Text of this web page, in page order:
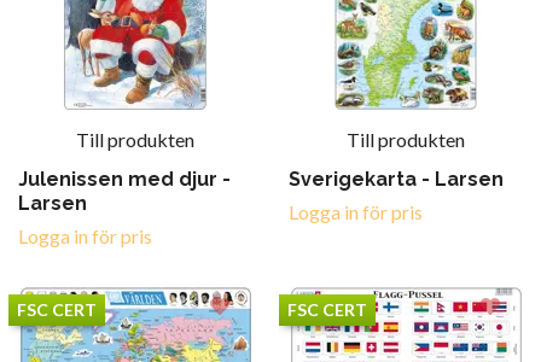
Till produkten
Julenissen med djur -
Larsen
Logga in för pris
Till produkten
Sverigekarta - Larsen
Logga in för pris
FSC CERT FSC CERT